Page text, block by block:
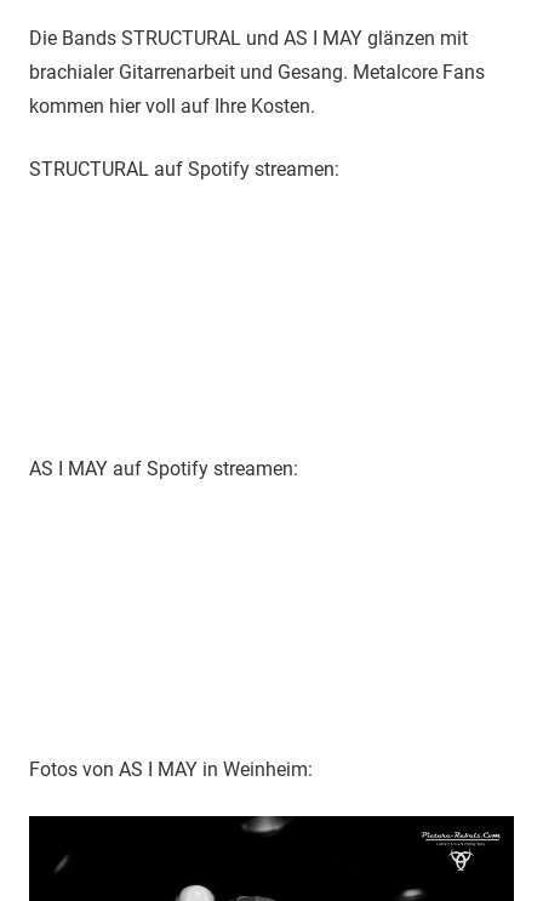
Die Bands STRUCTURAL und AS I MAY glänzen mit
brachialer Gitarrenarbeit und Gesang. Metalcore Fans
kommen hier voll auf Ihre Kosten.
STRUCTURAL auf Spotify streamen:
AS I MAY auf Spotify streamen:
Fotos von AS I MAY in Weinheim: